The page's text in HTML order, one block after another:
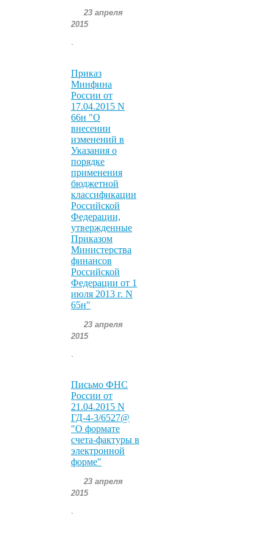
23 апреля
2015
.
Приказ
Минфина
России от
17.04.2015 N
66н "О
внесении
изменений в
Указания о
порядке
применения
бюджетной
классификации
Российской
Федерации,
утвержденные
Приказом
Министерства
финансов
Российской
Федерации от 1
июля 2013 г. N
65н"
23 апреля
2015
Письмо ФНС
России от
21.04.2015 N
ГД-4-3/6527@
"О формате
счета-фактуры в
электронной
форме"
23 апреля
2015